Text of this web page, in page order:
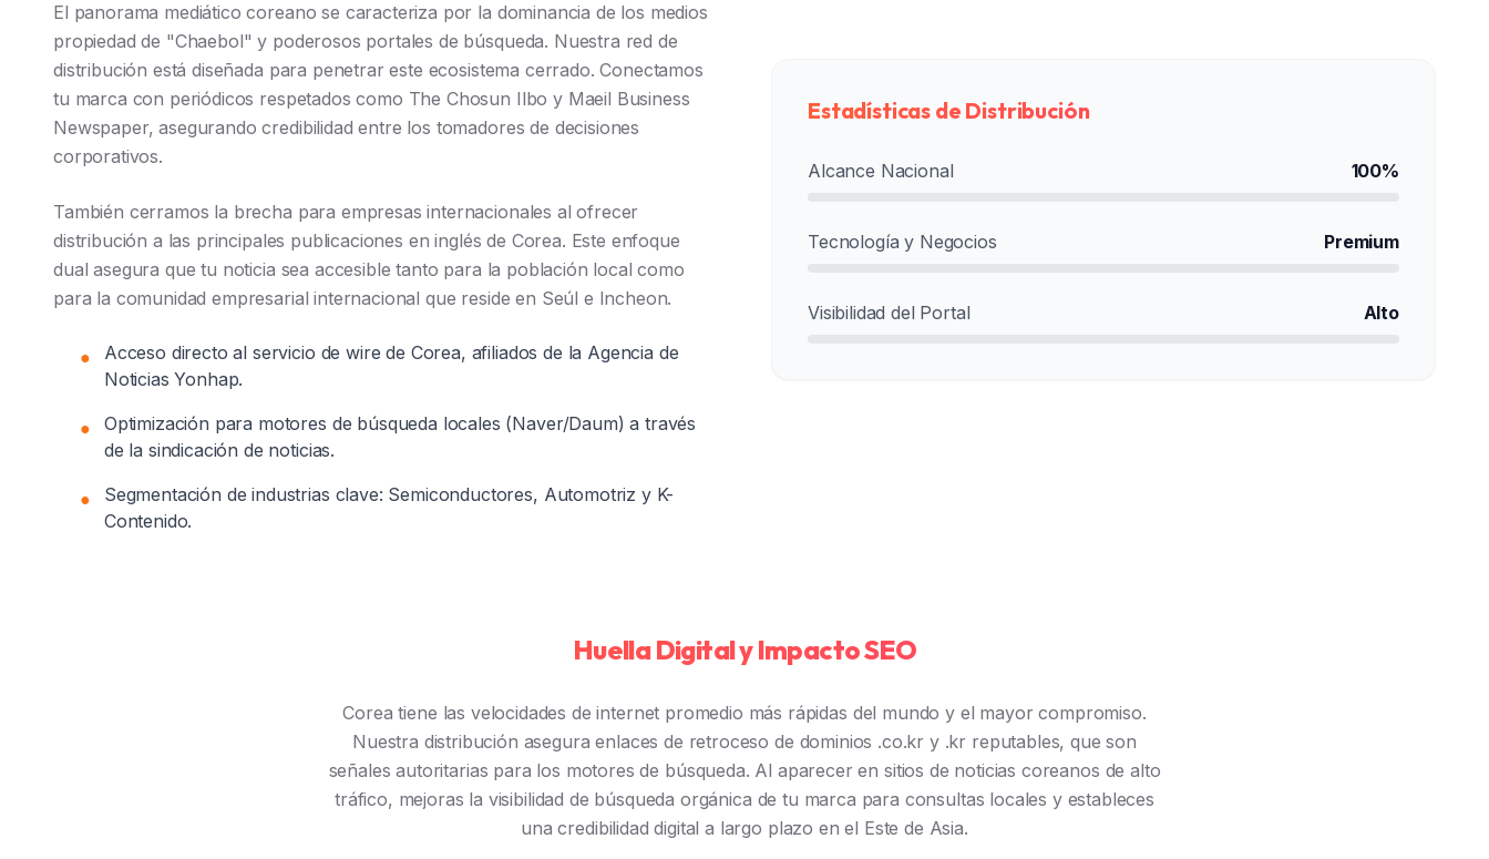
El panorama mediático coreano se caracteriza por la dominancia de los medios
propiedad de "Chaebol" y poderosos portales de búsqueda. Nuestra red de
distribución está diseñada para penetrar este ecosistema cerrado. Conectamos
tu marca con periódicos respetados como The Chosun Ilbo y Maeil Business
Newspaper, asegurando credibilidad entre los tomadores de decisiones
corporativos.
También cerramos la brecha para empresas internacionales al ofrecer
distribución a las principales publicaciones en inglés de Corea. Este enfoque
dual asegura que tu noticia sea accesible tanto para la población local como
para la comunidad empresarial internacional que reside en Seúl e Incheon.
●
Acceso directo al servicio de wire de Corea, afiliados de la Agencia de
Noticias Yonhap.
●
Optimización para motores de búsqueda locales (Naver/Daum) a través
de la sindicación de noticias.
●
Segmentación de industrias clave: Semiconductores, Automotriz y K-
Contenido.
Estadísticas de Distribución
Alcance Nacional 100%
Tecnología y Negocios Premium
Visibilidad del Portal Alto
Huella Digital y Impacto SEO
Corea tiene las velocidades de internet promedio más rápidas del mundo y el mayor compromiso.
Nuestra distribución asegura enlaces de retroceso de dominios .co.kr y .kr reputables, que son
señales autoritarias para los motores de búsqueda. Al aparecer en sitios de noticias coreanos de alto
tráfico, mejoras la visibilidad de búsqueda orgánica de tu marca para consultas locales y estableces
una credibilidad digital a largo plazo en el Este de Asia.